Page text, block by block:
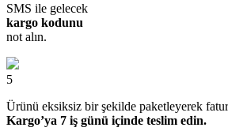
SMS ile gelecek
kargo kodunu
not alın.
5
Ürünü eksiksiz bir şekilde paketleyerek
Kargo’ya 7 iş günü içinde teslim edin.